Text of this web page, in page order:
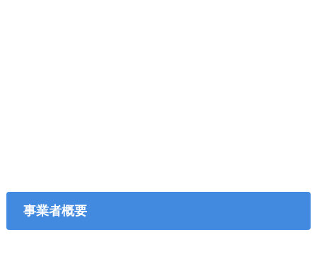
事業者概要